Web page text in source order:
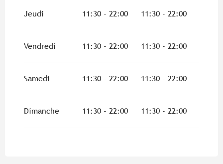
Jeudi 11:30 - 22:00 11:30 - 22:00
Vendredi 11:30 - 22:00 11:30 - 22:00
Samedi 11:30 - 22:00 11:30 - 22:00
Dimanche 11:30 - 22:00 11:30 - 22:00